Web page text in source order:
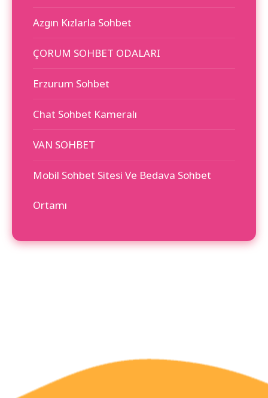
Azgın Kızlarla Sohbet
ÇORUM SOHBET ODALARI
Erzurum Sohbet
Chat Sohbet Kameralı
VAN SOHBET
Mobil Sohbet Sitesi Ve Bedava Sohbet
Ortamı